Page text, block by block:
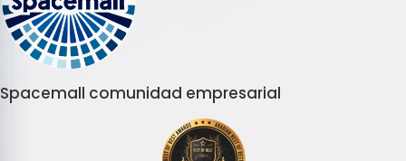
Spacemall comunidad empresarial